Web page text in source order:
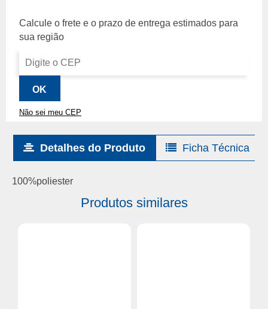
Não sei meu CEP
Detalhes do Produto Ficha Técnica
100%poliester
Produtos similares